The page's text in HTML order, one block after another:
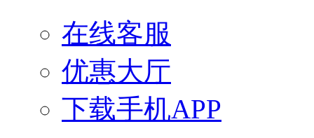
在线客服
优惠大厅
下载手机APP